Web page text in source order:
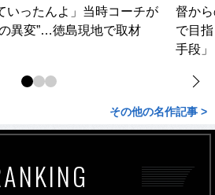
いったんよ」当時コーチが
異変”…徳島現地で取材
督か
で目
手段」
その他の名作記事 >